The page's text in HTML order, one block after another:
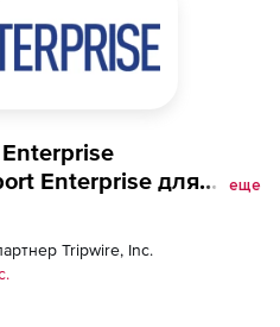
Enterprise для
Directory Services
еще
Tripwire, Inc.